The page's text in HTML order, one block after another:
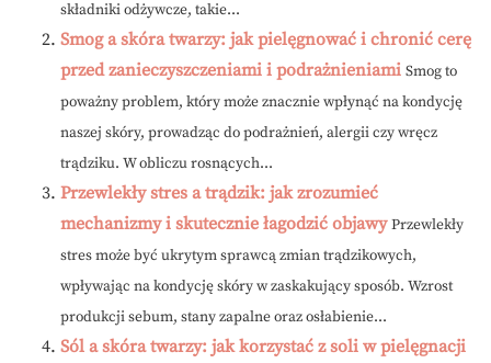
składniki odżywcze, takie...
Smog a skóra twarzy: jak pielęgnować i chronić cerę
przed zanieczyszczeniami i podrażnieniami Smog to
poważny problem, który może znacznie wpłynąć na kondycję
naszej skóry, prowadząc do podrażnień, alergii czy wręcz
trądziku. W obliczu rosnących...
Przewlekły stres a trądzik: jak zrozumieć
mechanizmy i skutecznie łagodzić objawy Przewlekły
stres może być ukrytym sprawcą zmian trądzikowych,
wpływając na kondycję skóry w zaskakujący sposób. Wzrost
produkcji sebum, stany zapalne oraz osłabienie...
Sól a skóra twarzy: jak korzystać z soli w pielęgnacji